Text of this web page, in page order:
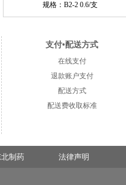
规格：B2-2 0.6/支
支付•配送方式
在线支付
退款账户支付
配送方式
配送费收取标准
北制药 法律声明